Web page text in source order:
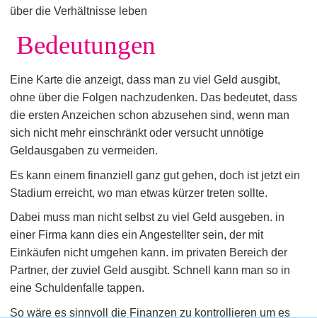
über die Verhältnisse leben
Bedeutungen
Eine Karte die anzeigt, dass man zu viel Geld ausgibt,
ohne über die Folgen nachzudenken. Das bedeutet, dass
die ersten Anzeichen schon abzusehen sind, wenn man
sich nicht mehr einschränkt oder versucht unnötige
Geldausgaben zu vermeiden.
Es kann einem finanziell ganz gut gehen, doch ist jetzt ein
Stadium erreicht, wo man etwas kürzer treten sollte.
Dabei muss man nicht selbst zu viel Geld ausgeben. in
einer Firma kann dies ein Angestellter sein, der mit
Einkäufen nicht umgehen kann. im privaten Bereich der
Partner, der zuviel Geld ausgibt. Schnell kann man so in
eine Schuldenfalle tappen.
So wäre es sinnvoll die Finanzen zu kontrollieren um es